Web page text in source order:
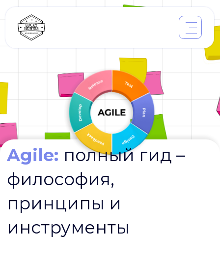
Agile:
полный гид –
философия,
принципы и
инструменты